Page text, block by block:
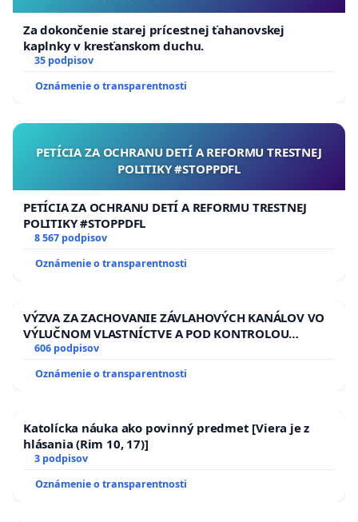
Za dokončenie starej prícestnej ťahanovskej
kaplnky v kresťanskom duchu.
35 podpisov
Oznámenie o transparentnosti
PETÍCIA ZA OCHRANU DETÍ A REFORMU TRESTNEJ
POLITIKY #STOPPDFL
PETÍCIA ZA OCHRANU DETÍ A REFORMU TRESTNEJ
POLITIKY #STOPPDFL
8 567 podpisov
Oznámenie o transparentnosti
VÝZVA ZA ZACHOVANIE ZÁVLAHOVÝCH KANÁLOV VO
VÝLUČNOM VLASTNÍCTVE A POD KONTROLOU
SLOVENSKEJ REPUBLIKY & žiadosť na riešenie
kanálov na Slovensku
606 podpisov
Oznámenie o transparentnosti
Katolícka náuka ako povinný predmet [Viera je z
hlásania (Rim 10, 17)]
3 podpisov
Oznámenie o transparentnosti